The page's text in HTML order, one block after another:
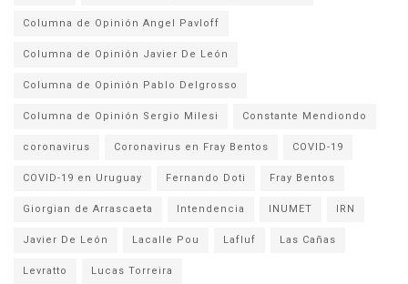
Columna de Opinión Angel Pavloff
Columna de Opinión Javier De León
Columna de Opinión Pablo Delgrosso
Columna de Opinión Sergio Milesi Constante Mendiondo
coronavirus Coronavirus en Fray Bentos COVID-19
COVID-19 en Uruguay Fernando Doti Fray Bentos
Giorgian de Arrascaeta Intendencia INUMET IRN
Javier De León Lacalle Pou Lafluf Las Cañas
Levratto Lucas Torreira